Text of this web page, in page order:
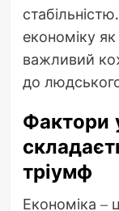
економіку
важливий
до
Фактори
тріумф
Економіка –